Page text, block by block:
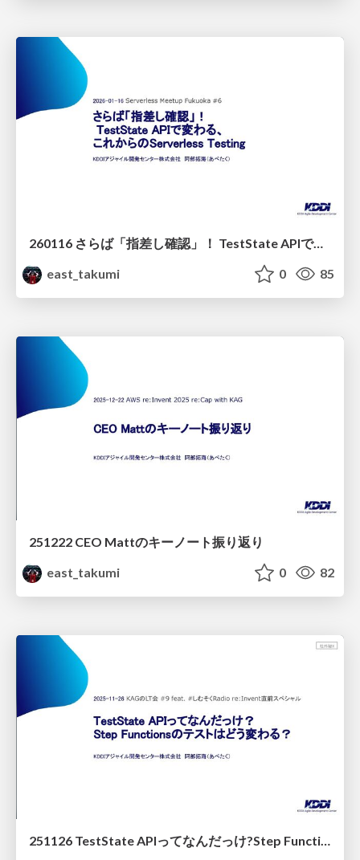
260116 さらば「指差し確認」！ TestState APIで変わる、これからのServerless Testing
east_takumi
0 85
251222 CEO Mattのキーノート振り返り
east_takumi
0 82
251126 TestState APIってなんだっけ?Step Functionsテストどう変わる?